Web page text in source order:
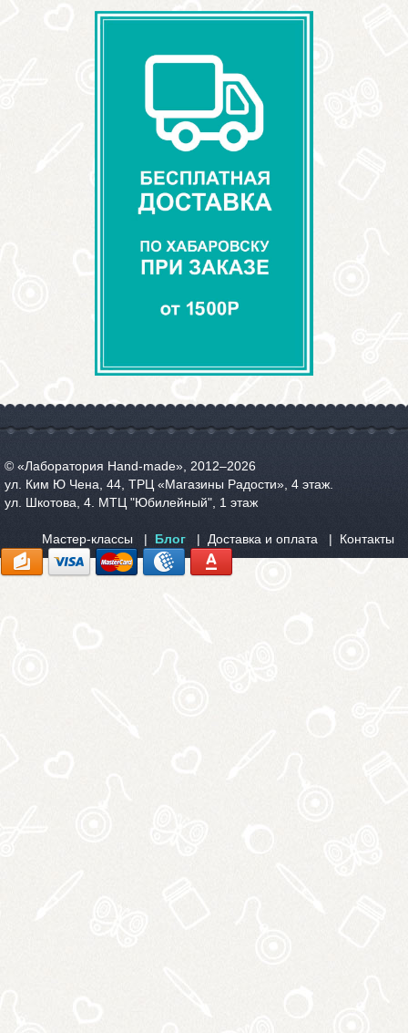
© «Лаборатория Hand-made», 2012‒2026
ул. Ким Ю Чена, 44, ТРЦ «Магазины Радости», 4 этаж.
ул. Шкотова, 4. МТЦ "Юбилейный", 1 этаж
Мастер-классы Блог Доставка и оплата Контакты